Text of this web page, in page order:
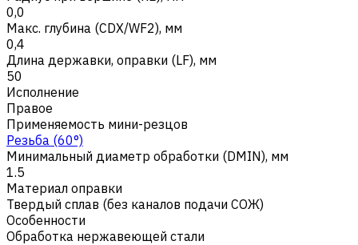
0,0
Макс. глубина (CDX/WF2), мм
0,4
Длина державки, оправки (LF), мм
50
Исполнение
Правое
Применяемость мини-резцов
Резьба (60°)
Минимальный диаметр обработки (DMIN), мм
1.5
Материал оправки
Твердый сплав (без каналов подачи СОЖ)
Особенности
Обработка нержавеющей стали